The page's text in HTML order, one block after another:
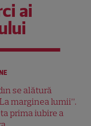
ai
se alătură
marginea lumii”.
prima iubire a